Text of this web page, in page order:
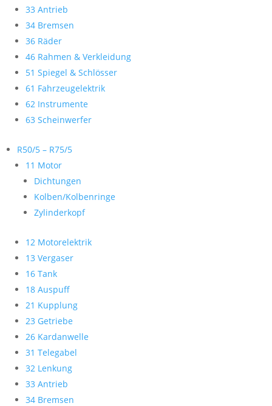
33 Antrieb
34 Bremsen
36 Räder
46 Rahmen & Verkleidung
51 Spiegel & Schlösser
61 Fahrzeugelektrik
62 Instrumente
63 Scheinwerfer
R50/5 – R75/5
11 Motor
Dichtungen
Kolben/Kolbenringe
Zylinderkopf
12 Motorelektrik
13 Vergaser
16 Tank
18 Auspuff
21 Kupplung
23 Getriebe
26 Kardanwelle
31 Telegabel
32 Lenkung
33 Antrieb
34 Bremsen